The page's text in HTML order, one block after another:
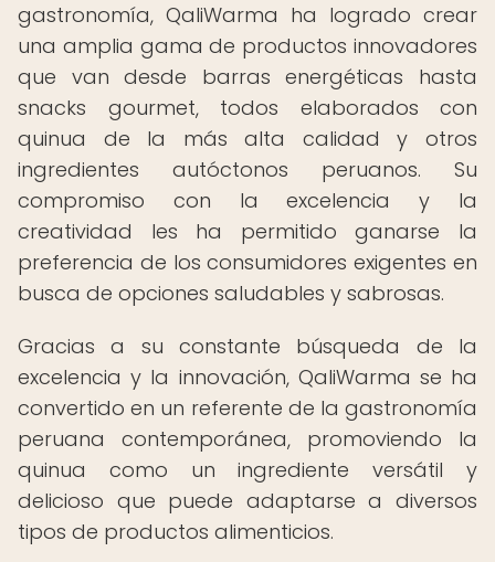
gastronomía, QaliWarma ha logrado crear
una amplia gama de productos innovadores
que van desde barras energéticas hasta
snacks gourmet, todos elaborados con
quinua de la más alta calidad y otros
ingredientes autóctonos peruanos. Su
compromiso con la excelencia y la
creatividad les ha permitido ganarse la
preferencia de los consumidores exigentes en
busca de opciones saludables y sabrosas.
Gracias a su constante búsqueda de la
excelencia y la innovación, QaliWarma se ha
convertido en un referente de la gastronomía
peruana contemporánea, promoviendo la
quinua como un ingrediente versátil y
delicioso que puede adaptarse a diversos
tipos de productos alimenticios.